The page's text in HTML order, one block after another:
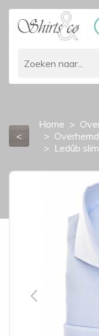
<
Home
Ledûb
Previous